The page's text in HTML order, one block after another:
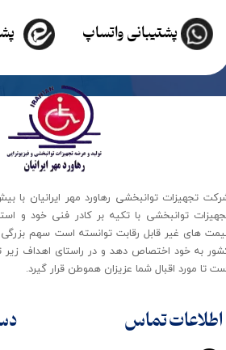
پشتیبانی واتساپ
اطلاعات تماس
توانبخشی با تکیه بر کادر فنی خود و
های غیر قابل رقابت توانسته است سهم بزرگی
به خود اختصاص دهد و در راستای اهداف زیر
تا مورد اقبال شما عزیزان هموطن قرار گیرد​​​​​​​.